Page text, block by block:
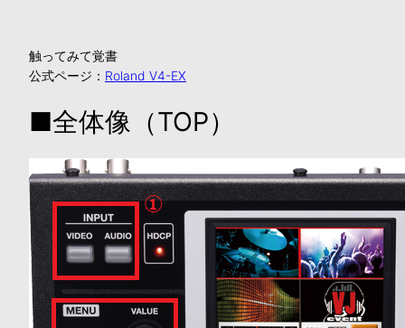
触ってみて覚書
公式ページ： Roland V4-EX
■全体像（TOP）